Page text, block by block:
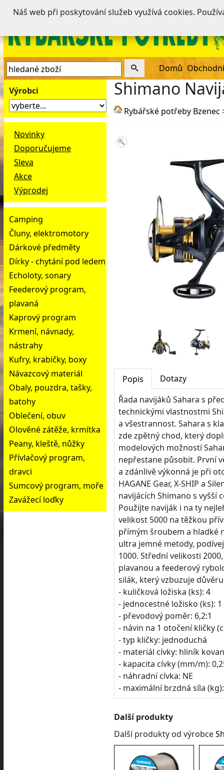
Domů
Výrobci
Novinky
Doporučujeme
Sleva
Akce
Výprodej
Camping
Čluny, elektromotory
Dárkové předměty
Dírky - chytání pod ledem
Echoloty, sonary
Feederový program,
plavaná
Kaprový program
Krmení, návnady,
nástrahy
Kufry, krabičky, boxy
Návazcový materiál
Obaly, pouzdra, tašky,
batohy
Oblečení, obuv
Olověné zátěže, krmítka
Peany, kleště, nůžky
Přívlačový program,
dravci
Sumcový program, moře
Zavážecí loďky
Shimano
Rybářské potřeby Bzenec
Popis
Dotazy
Řada navijáků Sahara s
technickými vlastnostmi
a všestrannost. Sahara s
zde zpětný chod, který
modelových možností
nepřestane působit. První
a zdánlivě výkonná je při
HAGANE Gear, X-SHIP a
navijácích Shimano s vyšší
Použijte naviják i na ty
velikost 5000 na těžkou
přímým šroubem a hladké
ultra jemné metody,
1000. Střední velikosti
plavanou a feederový
silák, který vzbuzuje
- kuličková ložiska (ks): 4
- jednocestné ložisko (ks): 1
- převodový poměr: 6,2:1
- návin na 1 otočení kličky
- typ kličky: jednoduchá
- materiál cívky: hliník
- kapacita cívky (mm/m):
- náhradní cívka: NE
- maximální brzdná síla
Další produkty
Další produkty od výrobce
Náš web při poskytování služeb využívá cookies.